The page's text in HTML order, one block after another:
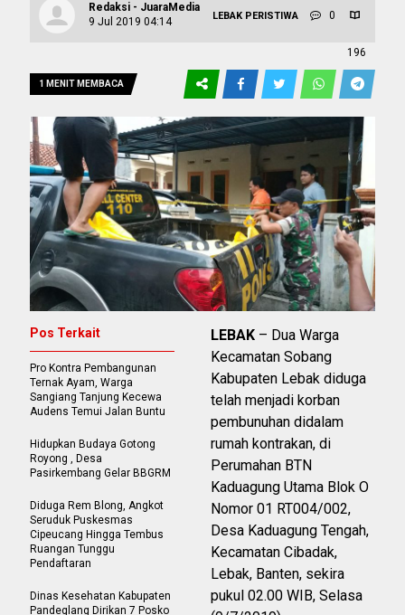
Redaksi - JuaraMedia
9 Jul 2019 04:14
LEBAK PERISTIWA 0
196
1 MENIT MEMBACA
LEBAK – Dua Warga
Kecamatan Sobang
Kabupaten Lebak diduga
telah menjadi korban
pembunuhan didalam
rumah kontrakan, di
Perumahan BTN
Kaduagung Utama Blok O
Nomor 01 RT004/002,
Desa Kaduagung Tengah,
Kecamatan Cibadak,
Lebak, Banten, sekira
pukul 02.00 WIB, Selasa
Pos Terkait
Pro Kontra Pembangunan
Ternak Ayam, Warga
Sangiang Tanjung Kecewa
Audens Temui Jalan Buntu
Hidupkan Budaya Gotong
Royong , Desa
Pasirkembang Gelar BBGRM
Diduga Rem Blong, Angkot
Seruduk Puskesmas
Cipeucang Hingga Tembus
Ruangan Tunggu
Pendaftaran
Dinas Kesehatan Kabupaten
Pandeglang Dirikan 7 Posko